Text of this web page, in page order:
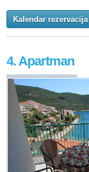
Kalendar rezervacija
4. Apartman